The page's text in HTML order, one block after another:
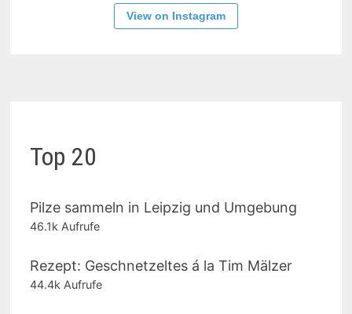
View on Instagram
Top 20
Pilze sammeln in Leipzig und Umgebung
46.1k Aufrufe
Rezept: Geschnetzeltes á la Tim Mälzer
44.4k Aufrufe